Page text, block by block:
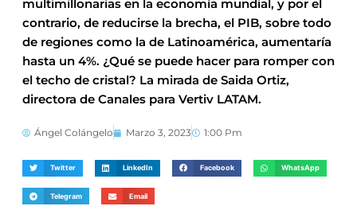
multimillonarias en la economía mundial, y por el
contrario, de reducirse la brecha, el PIB, sobre todo
de regiones como la de Latinoamérica, aumentaría
hasta un 4%. ¿Qué se puede hacer para romper con
el techo de cristal? La mirada de Saida Ortiz,
directora de Canales para Vertiv LATAM.
Ángel Colángelo Marzo 3, 2023 1:00 Pm
Twitter LinkedIn Facebook WhatsApp
Telegram Email